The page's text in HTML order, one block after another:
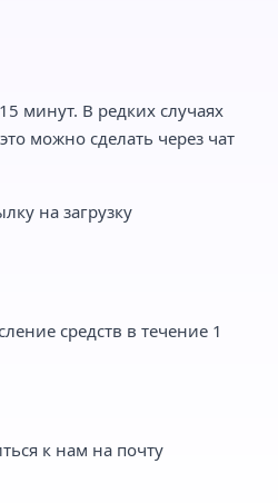
минут. В редких случаях
можно сделать через чат
на загрузку
средств в течение 1
к нам на почту